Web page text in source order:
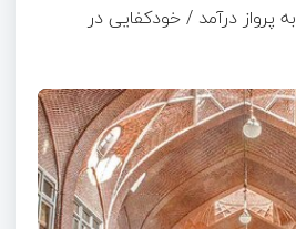
درآمد / خودکفایی در